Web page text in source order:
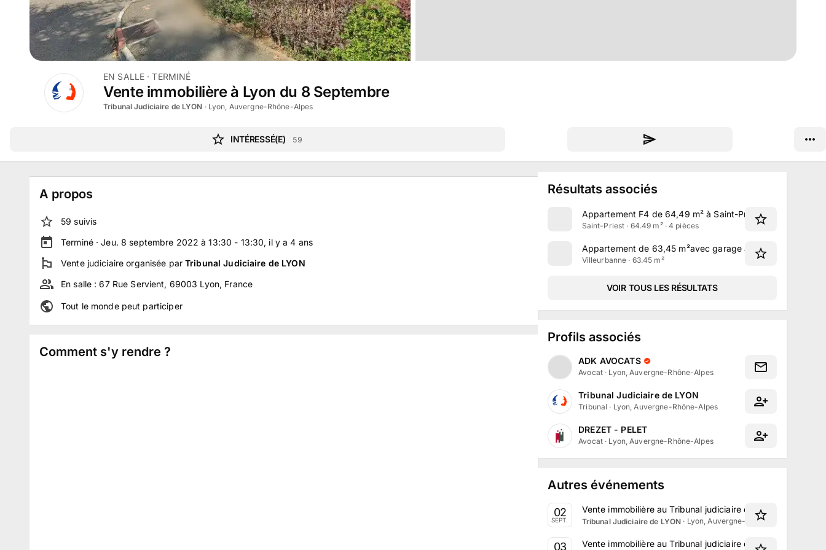
EN SALLE · TERMINÉ
Vente immobilière à Lyon du 8 Septembre
Tribunal Judiciaire de LYON · Lyon, Auvergne-Rhône-Alpes
INTÉRESSÉ(E) 59
A propos
59 suivis
Terminé ·Jeu. 8 septembre 2022 à 13:30 - 13:30, il y a4 ans
Vente judiciaire organisée parTribunal Judiciaire de LYON
En salle :67 Rue Servient, 69003 Lyon, France
Tout le monde peut participer
Comment s'y rendre ?
Résultats associés
Appartement F4 de 64,49 m² à Saint-Priest
Saint-Priest · 64.49 m² · 4 pièces
Appartement de 63,45 m²avec garage à Villeurbanne
Villeurbanne · 63.45 m²
VOIR TOUS LES RÉSULTATS
Profils associés
ADK AVOCATS
Avocat · Lyon, Auvergne-Rhône-Alpes
Tribunal Judiciaire de LYON
Tribunal · Lyon, Auvergne-Rhône-Alpes
DREZET - PELET
Avocat · Lyon, Auvergne-Rhône-Alpes
Autres événements
02
SEPT.
Vente immobilière au Tribunal judiciaire de Lyon le 2
Tribunal Judiciaire de LYON · Lyon, Auvergne-Rhône-Alpes
03 Vente immobilière au Tribunal judiciaire de Lyon le 3